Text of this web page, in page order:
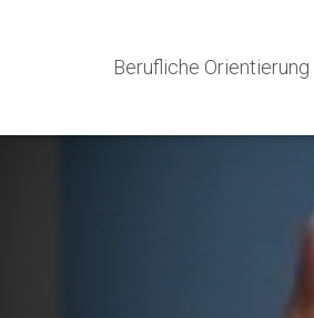
Berufliche Orientierung